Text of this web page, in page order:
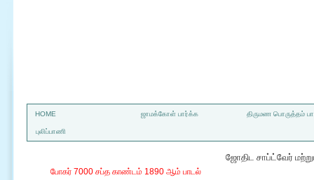
HOME ஜாமக்கோள் பார்க்க திருமண பொருத்தம்
புலிப்பாணி
ஜோதிட சாப்ட்வேர்
போகர் 7000 சப்த காண்டம் 1890 ஆம் பாடல்